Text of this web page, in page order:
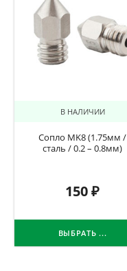
В НАЛИЧИИ
Сопло MK8 (1.75мм /
сталь / 0.2 – 0.8мм)
150₽
ВЫБРАТЬ ...